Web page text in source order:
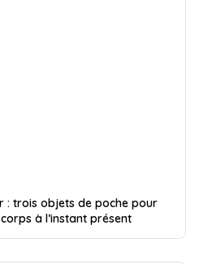
: trois objets de poche pour
à l’instant présent